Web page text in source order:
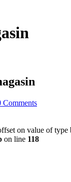
Comments
on value of type
on line 118